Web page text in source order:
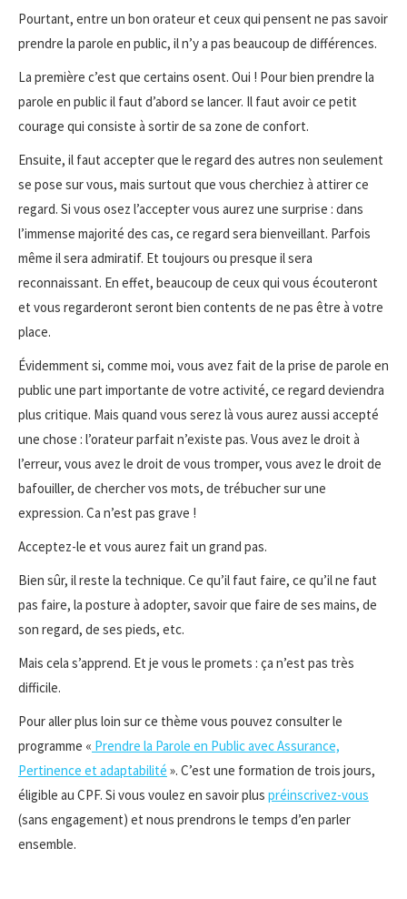
Pourtant, entre un bon orateur et ceux qui pensent ne pas savoir
prendre la parole en public, il n’y a pas beaucoup de différences.
La première c’est que certains osent. Oui ! Pour bien prendre la
parole en public il faut d’abord se lancer. Il faut avoir ce petit
courage qui consiste à sortir de sa zone de confort.
Ensuite, il faut accepter que le regard des autres non seulement
se pose sur vous, mais surtout que vous cherchiez à attirer ce
regard. Si vous osez l’accepter vous aurez une surprise : dans
l’immense majorité des cas, ce regard sera bienveillant. Parfois
même il sera admiratif. Et toujours ou presque il sera
reconnaissant. En effet, beaucoup de ceux qui vous écouteront
et vous regarderont seront bien contents de ne pas être à votre
place.
Évidemment si, comme moi, vous avez fait de la prise de parole en
public une part importante de votre activité, ce regard deviendra
plus critique. Mais quand vous serez là vous aurez aussi accepté
une chose : l’orateur parfait n’existe pas. Vous avez le droit à
l’erreur, vous avez le droit de vous tromper, vous avez le droit de
bafouiller, de chercher vos mots, de trébucher sur une
expression. Ca n’est pas grave !
Acceptez-le et vous aurez fait un grand pas.
Bien sûr, il reste la technique. Ce qu’il faut faire, ce qu’il ne faut
pas faire, la posture à adopter, savoir que faire de ses mains, de
son regard, de ses pieds, etc.
Mais cela s’apprend. Et je vous le promets : ça n’est pas très
difficile.
Pour aller plus loin sur ce thème vous pouvez consulter le
programme « Prendre la Parole en Public avec Assurance,
Pertinence et adaptabilité ». C’est une formation de trois jours,
éligible au CPF. Si vous voulez en savoir plus préinscrivez-vous
(sans engagement) et nous prendrons le temps d’en parler
ensemble.